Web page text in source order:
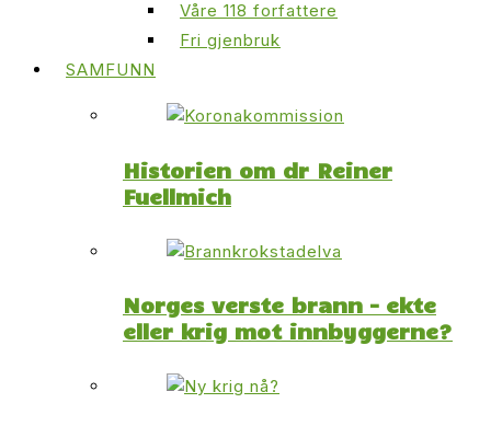
Våre 118 forfattere
Fri gjenbruk
SAMFUNN
Historien om dr Reiner
Fuellmich
Norges verste brann – ekte
eller krig mot innbyggerne?